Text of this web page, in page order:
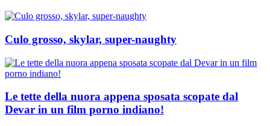
Culo grosso, skylar, super-naughty
Le tette della nuora appena sposata scopate dal
Devar in un film porno indiano!